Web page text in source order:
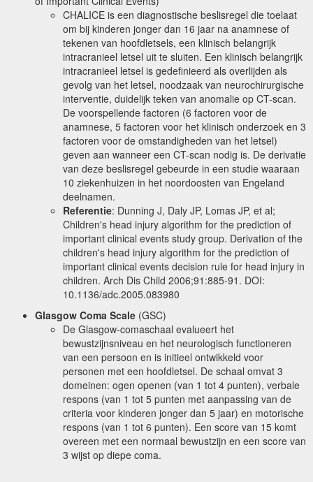
CHALICE is een diagnostische beslisregel die toelaat
om bij kinderen jonger dan 16 jaar na anamnese of
tekenen van hoofdletsels, een klinisch belangrijk
intracranieel letsel uit te sluiten. Een klinisch belangrijk
intracranieel letsel is gedefinieerd als overlijden als
gevolg van het letsel, noodzaak van neurochirurgische
interventie, duidelijk teken van anomalie op CT-scan.
De voorspellende factoren (6 factoren voor de
anamnese, 5 factoren voor het klinisch onderzoek en 3
factoren voor de omstandigheden van het letsel)
geven aan wanneer een CT-scan nodig is. De derivatie
van deze beslisregel gebeurde in een studie waaraan
10 ziekenhuizen in het noordoosten van Engeland
deelnamen.
Referentie: Dunning J, Daly JP, Lomas JP, et al;
Children's head injury algorithm for the prediction of
important clinical events study group. Derivation of the
children's head injury algorithm for the prediction of
important clinical events decision rule for head injury in
children. Arch Dis Child 2006;91:885-91. DOI:
10.1136/adc.2005.083980
Glasgow Coma Scale (GSC)
De Glasgow-comaschaal evalueert het
bewustzijnsniveau en het neurologisch functioneren
van een persoon en is initieel ontwikkeld voor
personen met een hoofdletsel. De schaal omvat 3
domeinen: ogen openen (van 1 tot 4 punten), verbale
respons (van 1 tot 5 punten met aanpassing van de
criteria voor kinderen jonger dan 5 jaar) en motorische
respons (van 1 tot 6 punten). Een score van 15 komt
overeen met een normaal bewustzijn en een score van
3 wijst op diepe coma.